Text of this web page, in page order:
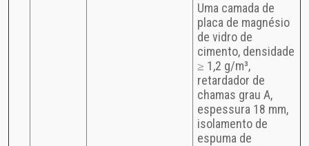
Uma camada de
placa de magnésio
de vidro de
cimento, densidade
≥ 1,2 g/m³,
retardador de
chamas grau A,
espessura 18 mm,
isolamento de
espuma de